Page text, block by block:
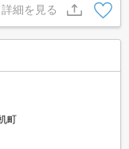
詳細を見る
町